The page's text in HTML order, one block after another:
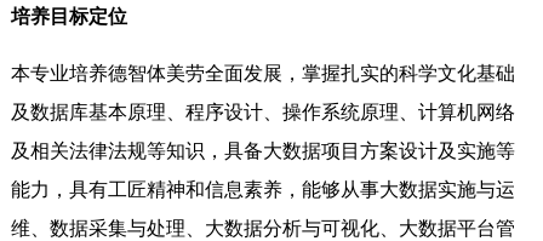
培养目标定位
本专业培养德智体美劳全面发展，掌握扎实的科学文化基础
及数据库基本原理、程序设计、操作系统原理、计算机网络
及相关法律法规等知识，具备大数据项目方案设计及实施等
能力，具有工匠精神和信息素养，能够从事大数据实施与运
维、数据采集与处理、大数据分析与可视化、大数据平台管